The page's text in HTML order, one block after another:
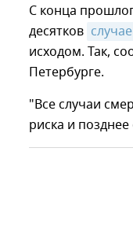
С конца
десятков
исходом. Так,
Петербурге.
"Все случаи
риска и